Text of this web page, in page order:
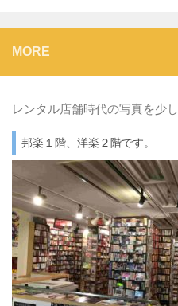
MORE
レンタル店舗時代の写真を少し
邦楽１階、洋楽２階です。